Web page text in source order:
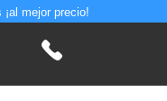
mejor precio!